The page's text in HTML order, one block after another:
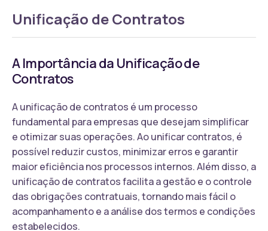
Unificação de Contratos
A Importância da Unificação de
Contratos
A unificação de contratos é um processo
fundamental para empresas que desejam simplificar
e otimizar suas operações. Ao unificar contratos, é
possível reduzir custos, minimizar erros e garantir
maior eficiência nos processos internos. Além disso, a
unificação de contratos facilita a gestão e o controle
das obrigações contratuais, tornando mais fácil o
acompanhamento e a análise dos termos e condições
estabelecidos.